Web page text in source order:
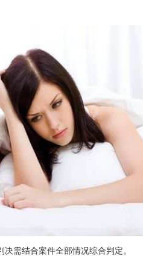
需结合案件全部情况综合判定。